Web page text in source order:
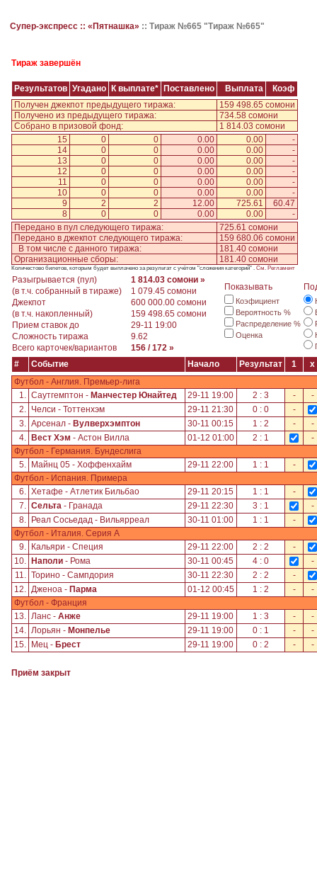
Супер-экспресс :: «Пятнашка» :: Тираж №665 "Тираж №665"
Тираж завершён
Результатов Угадано К выплате* Поставлено Выплата
Коэф
Получен джекпот предыдущего тиража:
159 498.65 сомони
Получено из предыдущего тиража:
734.58 сомони
Собрано в призовой фонд:
1 814.03 сомони
15
0 0 0.00 0.00
-
14
0 0 0.00 0.00
-
13
0 0 0.00 0.00
-
12
0 0 0.00 0.00
-
11
0 0 0.00 0.00
-
10
0 0 0.00 0.00
-
9
2 2 12.00 725.61
60.47
8
0 0 0.00 0.00
-
Передано в пул следующего тиража:
725.61 сомони
Передано в джекпот следующего тиража:
159 680.06 сомони
В том числе с данного тиража:
181.40 сомони
Организационные сборы:
181.40 сомони
Количестово билетов, которым будет выплачено за результат с учётом "сложения категорий" . См. Регламент
Разыгрывается (пул)
1 814.03 сомони »
(в т.ч. собранный в тираже)
1 079.45 сомони
Джекпот
600 000.00 сомони
(в т.ч. накопленный)
159 498.65 сомони
Прием ставок до
29-11 19:00
Сложность тиража
9.62
Всего карточек/вариантов
156 / 172 »
Показывать
Коэфициент
Вероятность %
Распределение %
Оценка
# Событие Начало Результат 1
x
Футбол - Англия. Премьер-лига
1. Саутгемптон - Манчестер Юнайтед 29-11 19:00 2 : 3 -
-
2. Челси - Тоттенхэм 29-11 21:30 0 : 0
-
3. Арсенал - Вулверхэмптон 30-11 00:15 1 : 2 -
-
4.
Вест Хэм - Астон Вилла 01-12 01:00 2 : 1
-
Футбол - Германия. Бундеслига
5.
Майнц 05 - Хоффенхайм 29-11 22:00 1 : 1
-
Футбол - Испания. Примера
6. Хетафе - Атлетик Бильбао 29-11 20:15 1 : 1
-
7. Сельта - Гранада 29-11 22:30 3 : 1
-
8.
Реал Сосьедад - Вильярреал 30-11 01:00 1 : 1
-
Футбол - Италия. Серия А
9.
Кальяри - Специя 29-11 22:00 2 : 2
-
10.
Наполи - Рома 30-11 00:45 4 : 0
-
11. Торино - Сампдория 30-11 22:30 2 : 2
-
12. Дженоа - Парма 01-12 00:45 1 : 2 -
-
Футбол - Франция
13. Ланс - Анже 29-11 19:00 1 : 3 -
-
14. Лорьян - Монпелье 29-11 19:00 0 : 1 -
-
15.
Мец - Брест 29-11 19:00 0 : 2 - -
Приём закрыт